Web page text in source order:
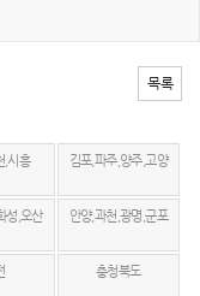
목록
,시흥 김포,파주,양주,고양
성,오산 안양,과천,광명,군포
충청북도